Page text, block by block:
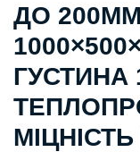
ДО
ГУСТИНА